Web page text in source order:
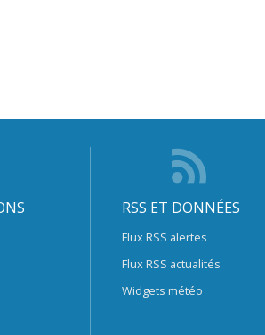
RSS ET DONNÉES
Flux RSS alertes
Flux RSS actualités
Widgets météo